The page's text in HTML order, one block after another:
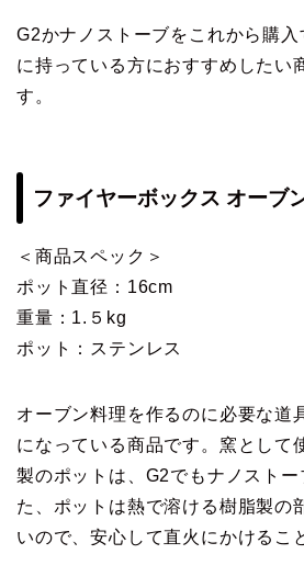
G2かナノストーブをこれから購
に持っている方におすすめしたい
す。
ファイヤーボックス オーブ
＜商品スペック＞
ポット直径：16cm
重量：1.５kg
ポット：ステンレス
オーブン料理を作るのに必要な道
になっている商品です。窯として
製のポットは、G2でもナノストー
た、ポットは熱で溶ける樹脂製の
いので、安心して直火にかけるこ